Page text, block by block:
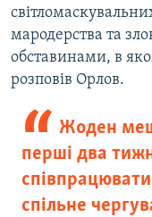
мародерства та
обставинами, в
розповів Орлов.
Жоден
перші два
спільне